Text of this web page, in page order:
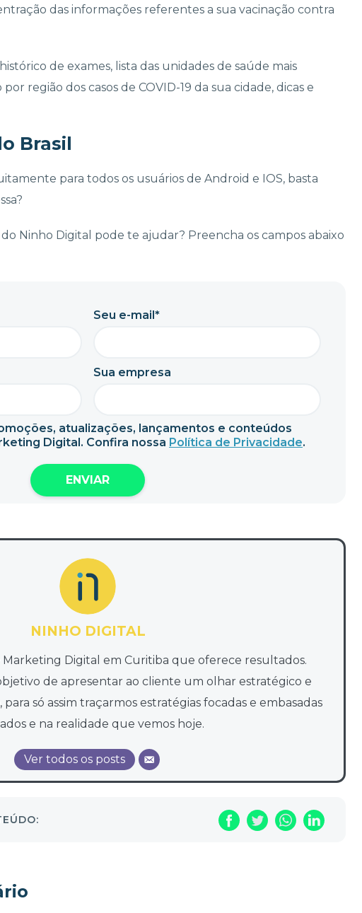
das informações referentes a sua vacinação contra
de exames, lista das unidades de saúde mais
região dos casos de COVID-19 da sua cidade, dicas e
Brasil
para todos os usuários de Android e IOS, basta
Ninho Digital pode te ajudar? Preencha os campos abaixo
Seu e-mail*
Sua empresa
atualizações, lançamentos e conteúdos
Digital. Confira nossa Política de Privacidade.
NINHO DIGITAL
Marketing Digital em Curitiba que oferece resultados.
de apresentar ao cliente um olhar estratégico e
só assim traçarmos estratégias focadas e embasadas
e na realidade que vemos hoje.
Ver todos os posts